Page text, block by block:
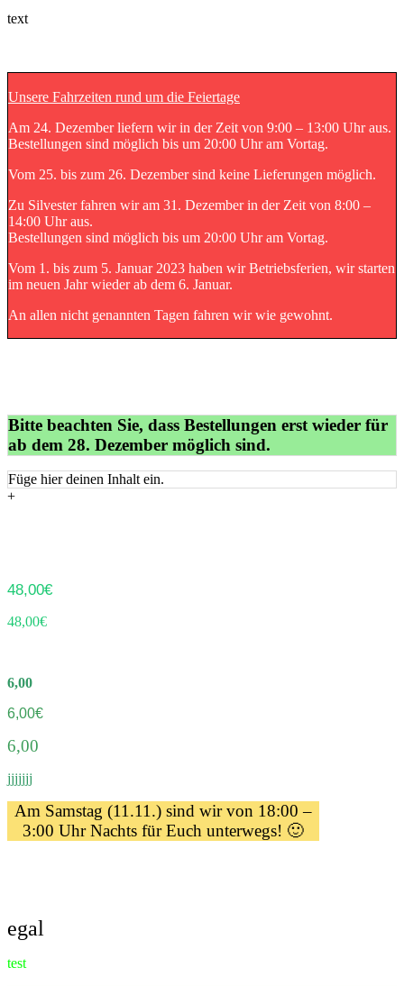
text
Unsere Fahrzeiten rund um die Feiertage
Am 24. Dezember liefern wir in der Zeit von 9:00 – 13:00 Uhr aus.
Bestellungen sind möglich bis um 20:00 Uhr am Vortag.
Vom 25. bis zum 26. Dezember sind keine Lieferungen möglich.
Zu Silvester fahren wir am 31. Dezember in der Zeit von 8:00 –
14:00 Uhr aus.
Bestellungen sind möglich bis um 20:00 Uhr am Vortag.
Vom 1. bis zum 5. Januar 2023 haben wir Betriebsferien, wir starten
im neuen Jahr wieder ab dem 6. Januar.
An allen nicht genannten Tagen fahren wir wie gewohnt.
Bitte beachten Sie, dass Bestellungen erst wieder für
ab dem 28. Dezember möglich sind.
Füge hier deinen Inhalt ein.
+
48,00€
48,00€
6,00
6,00€
6,00
jjjjjjj
Am Samstag (11.11.) sind wir von 18:00 –
3:00 Uhr Nachts für Euch unterwegs! 🙂
egal
test